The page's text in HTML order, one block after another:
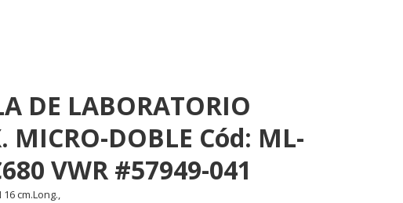
DE LABORATORIO
MICRO-DOBLE Cód: ML-
VWR #57949-041
16 cm.Long.,